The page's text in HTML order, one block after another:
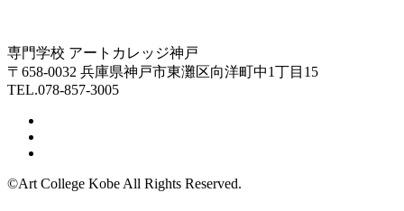
専門学校 アートカレッジ神戸
〒658-0032 兵庫県神戸市東灘区向洋町中1丁目15
TEL.078-857-3005
©Art College Kobe All Rights Reserved.